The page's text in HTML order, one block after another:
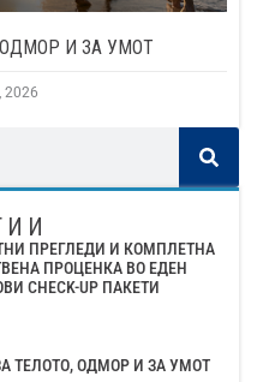
И ЗА УМОТ
2026
ПРЕГЛЕДИ И КОМПЛЕТНА
ПРОЦЕНКА ВО ЕДЕН
CHECK-UP ПАКЕТИ
ТЕЛОТО, ОДМОР И ЗА УМОТ